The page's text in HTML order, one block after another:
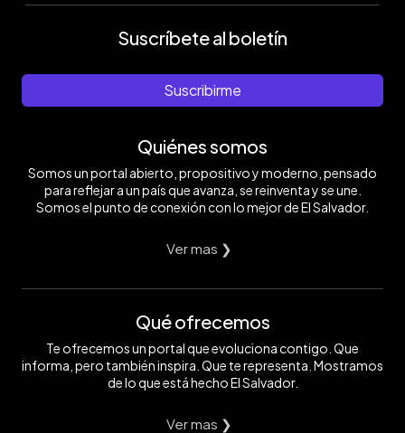
Suscríbete al boletín
Suscribirme
Quiénes somos
Somos un portal abierto, propositivo y moderno, pensado
para reflejar a un país que avanza, se reinventa y se une.
Somos el punto de conexión con lo mejor de El Salvador.
Ver mas ❯
Qué ofrecemos
Te ofrecemos un portal que evoluciona contigo. Que
informa, pero también inspira. Que te representa. Mostramos
de lo que está hecho El Salvador.
Ver mas ❯